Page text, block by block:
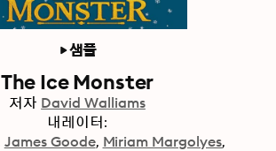
샘플
The Ice Monster
저자 David Walliams
내레이터:
James Goode Miriam Margolyes